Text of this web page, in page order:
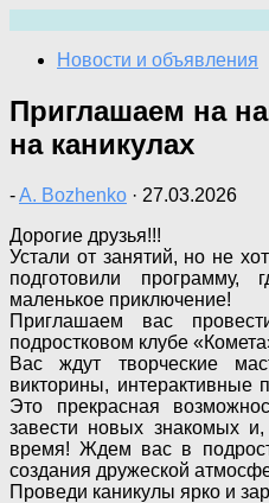
содержимому
Новости и объявления
Приглашаем на
на каникулах
-A. Bozhenko · 27.03.2026
Дорогие друзья!!!
Устали от занятий, но не
подготовили
маленькое приключение!
Приглашаем вас
подростковом клубе
Вас ждут творческие
викторины, интерактивные
Это прекрасная
завести новых знакомых и,
время! Ждем вас в
создания дружеской
Проведи каникулы ярко и